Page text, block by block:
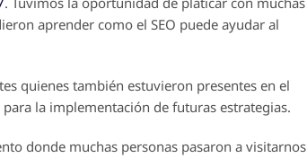
aprender como el SEO puede ayudar al
quienes también estuvieron presentes en el
la implementación de futuras estrategias.
donde muchas personas pasaron a visitarnos